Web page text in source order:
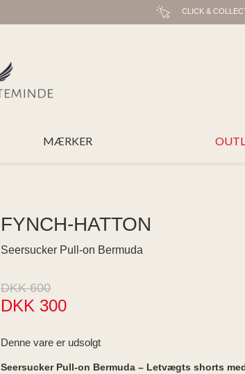
CLICK &
MÆRKER
FYNCH-HATTON
Seersucker Pull-on Bermuda
DKK 600
DKK 300
Denne vare er udsolgt
Seersucker Pull-on Bermuda – Letvægts shorts